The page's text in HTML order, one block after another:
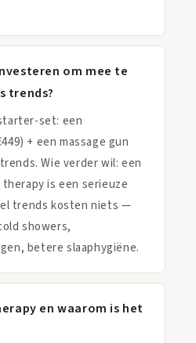
om mee te
trends?
set: een
+ een massage gun
Wie verder wil: een
is een serieuze
trends kosten niets —
showers,
betere slaaphygiëne.
en waarom is het